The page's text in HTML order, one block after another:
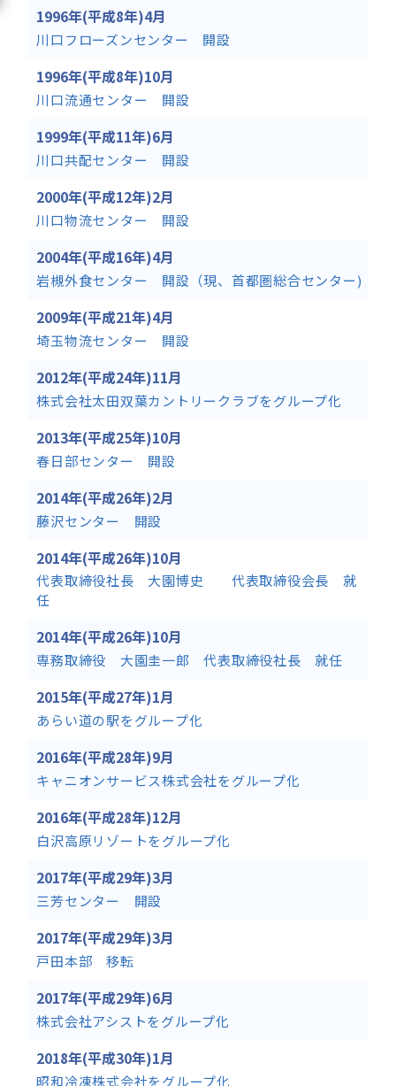
1996年(平成8年)4月
川口フローズンセンター 開設
1996年(平成8年)10月
川口流通センター 開設
1999年(平成11年)6月
川口共配センター 開設
2000年(平成12年)2月
川口物流センター 開設
2004年(平成16年)4月
岩槻外食センター 開設（現、首都圏総合センター)
2009年(平成21年)4月
埼玉物流センター 開設
2012年(平成24年)11月
株式会社太田双葉カントリークラブをグループ化
2013年(平成25年)10月
春日部センター 開設
2014年(平成26年)2月
藤沢センター 開設
2014年(平成26年)10月
代表取締役社長 大園博史 代表取締役会長 就
任
2014年(平成26年)10月
専務取締役 大園圭一郎 代表取締役社長 就任
2015年(平成27年)1月
あらい道の駅をグループ化
2016年(平成28年)9月
キャニオンサービス株式会社をグループ化
2016年(平成28年)12月
白沢高原リゾートをグループ化
2017年(平成29年)3月
三芳センター 開設
2017年(平成29年)3月
戸田本部 移転
2017年(平成29年)6月
株式会社アシストをグループ化
2018年(平成30年)1月
昭和冷凍株式会社をグループ化